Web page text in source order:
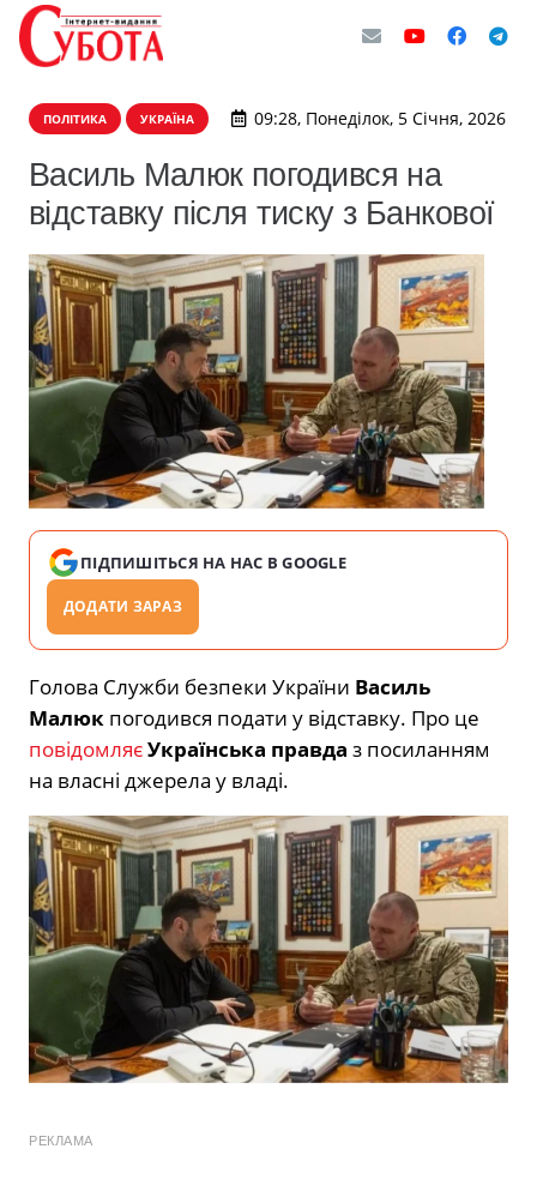
ПОЛІТИКА УКРАЇНА 09:28, Понеділок, 5 Січня, 2026
Василь Малюк погодився на
відставку після тиску з Банкової
ПІДПИШІТЬСЯ НА НАС В GOOGLE
ДОДАТИ ЗАРАЗ
Голова Служби безпеки України Василь
Малюк погодився подати у відставку. Про це
повідомляєУкраїнська правда з посиланням
на власні джерела у владі.
РЕКЛАМА